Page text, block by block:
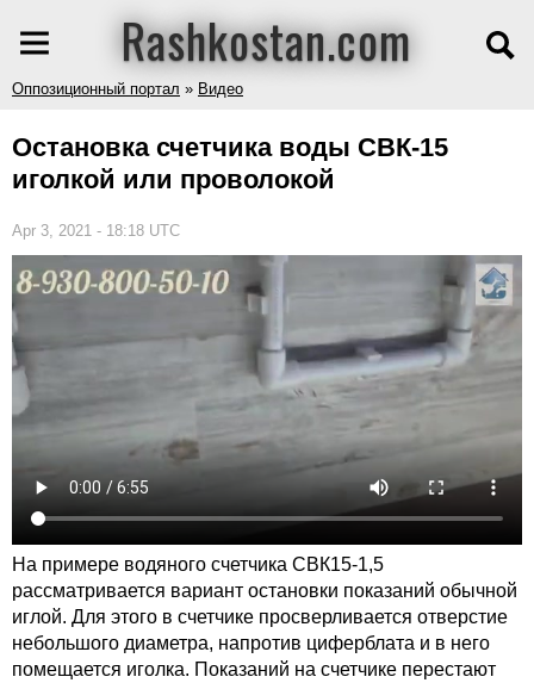
Rashkostan.com
Оппозиционный портал » Видео
Остановка счетчика воды СВК-15
иголкой или проволокой
Apr 3, 2021 - 18:18 UTC
На примере водяного счетчика СВК15-1,5
рассматривается вариант остановки показаний обычной
иглой. Для этого в счетчике просверливается отверстие
небольшого диаметра, напротив циферблата и в него
помещается иголка. Показаний на счетчике перестают